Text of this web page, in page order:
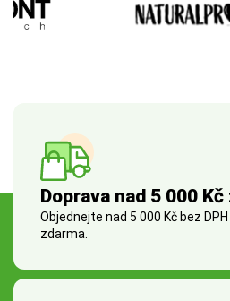
Doprava nad 5 000
Objednejte nad 5 000 Kč bez
zdarma.